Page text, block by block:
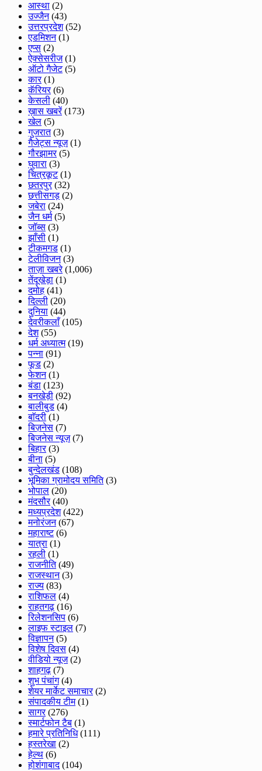
आस्था (2)
उज्जैन(43)
उत्तरप्रदेश(52)
एडमिशन(1)
एप्स (2)
ऐक्सेसरीज(1)
ऑटो गैजेट(5)
कार(1)
कॅरियर(6)
केसली (40)
ख़ास खबरें(173)
खेल (5)
गुजरात(3)
गैजेट्स न्यूज़(1)
गौरझामर(5)
घुवारा (3)
चित्रकूट(1)
छतरपुर(32)
छत्तीसगड़ (2)
जबेरा (24)
जैन धर्म(5)
जॉब्स (3)
झाँसी (1)
टीकमगड (1)
टेलीविजन(3)
ताज़ा खबरे(1,006)
तेंदूखेड़ा (1)
दमोह (41)
दिल्ली (20)
दुनिया (44)
देवरीकलाँ(105)
देश(55)
धर्म अध्यात्म(19)
पन्ना (91)
फूड (2)
फेशन(1)
बंडा (123)
बनखेड़ी (92)
बालीबुड (4)
बाॅदरी (1)
बिज़नेस (7)
बिजनेस न्यूज़(7)
बिहार(3)
बीना (5)
बुन्देलखंड (108)
भूमिका ग्रामोदय समिति(3)
भोपाल (20)
मंदसौर(40)
मध्यप्रदेश(422)
मनोरंजन(67)
महाराष्ट(6)
यात्रा (1)
रहली (1)
राजनीति(49)
राजस्थान(3)
राज्य (83)
राशिफल (4)
राहतगढ़ (16)
रिलेशनसिप (6)
लाइफ स्टाइल (7)
विज्ञापन(5)
विशेष दिवस (4)
वीडियो न्यूज(2)
शाहगढ़ (7)
शुभ पंचांग(4)
शेयर मार्केट समाचार(2)
संपादकीय टीम(1)
सागर(276)
स्मार्टफोन टैब (1)
हमारे प्रतिनिधि(111)
हस्तरेखा (2)
हेल्थ (6)
होशंगाबाद(104)